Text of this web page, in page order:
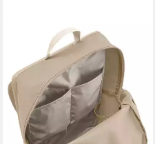
Wanderrucksack Coreway
Daypack 17 (Kein Set), kleiner
Rucksack für den urbanen
Alltag
ab 58,44 €
UVP89,90 €
-35%